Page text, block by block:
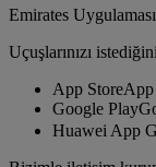
Emirates Uygulaması
Uçuşlarınızı
App StoreApp
Google Play
Huawei App